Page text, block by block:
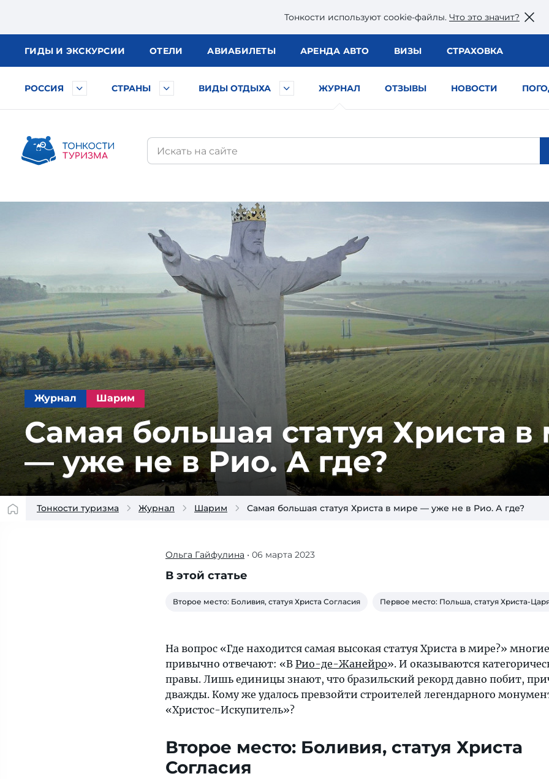
Тонкости используют сookie-файлы. Что это значит?
ГИДЫ И ЭКСКУРСИИ ОТЕЛИ АВИАБИЛЕТЫ АРЕНДА АВТО ВИЗЫ СТРАХОВКА
РОССИЯ СТРАНЫ ВИДЫ ОТДЫХА ЖУРНАЛ ОТЗЫВЫ НОВОСТИ
Журнал Шарим
Самая большая статуя Христа в
— уже не в Рио. А где?
Тонкости туризма Журнал Шарим Самая большая статуя Христа в мире — уже не в Рио. А где?
На
вопрос
находится
статуя
Христа
в
мире?»
многие
отвечают:
«В
Рио-
Ольга Гайфулина • 06 марта 2023
В этой статье
Второе место: Боливия, статуя Христа Согласия Первое место: Польша, статуя Христа-
На вопрос «Где находится самая высокая статуя Христа в мире?» многие
привычно отвечают: «В Рио-де-Жанейро». И оказываются
правы. Лишь единицы знают, что бразильский рекорд давно побит,
дважды. Кому же удалось превзойти строителей легендарного
«Христос-Искупитель»?
Второе место: Боливия, статуя Христа
Согласия